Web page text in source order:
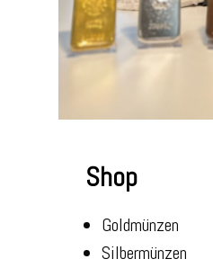
Shop
Goldmünzen
Silbermünzen